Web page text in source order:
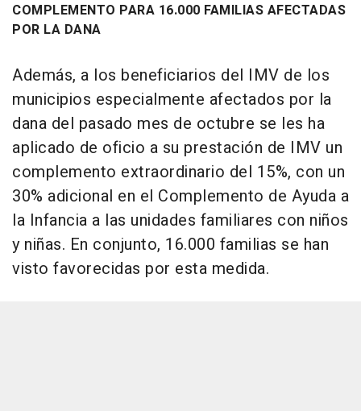
COMPLEMENTO PARA 16.000 FAMILIAS AFECTADAS
POR LA DANA
Además, a los beneficiarios del IMV de los
municipios especialmente afectados por la
dana del pasado mes de octubre se les ha
aplicado de oficio a su prestación de IMV un
complemento extraordinario del 15%, con un
30% adicional en el Complemento de Ayuda a
la Infancia a las unidades familiares con niños
y niñas. En conjunto, 16.000 familias se han
visto favorecidas por esta medida.